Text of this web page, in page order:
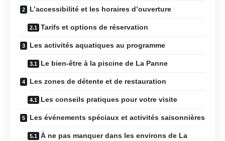
L’accessibilité et les horaires d’ouverture
Tarifs et options de réservation
Les activités aquatiques au programme
Le bien-être à la piscine de La Panne
Les zones de détente et de restauration
Les conseils pratiques pour votre visite
Les événements spéciaux et activités saisonnières
À ne pas manquer dans les environs de La